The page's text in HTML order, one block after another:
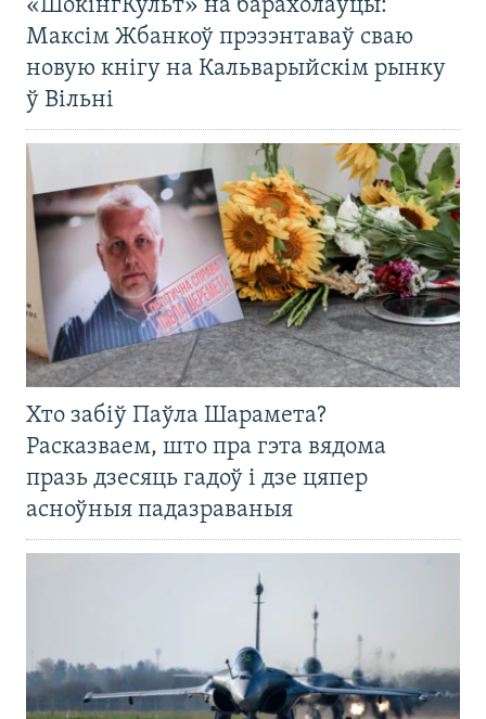
«ШокінгКульт» на барахолаўцы:
Максім Жбанкоў прэзэнтаваў сваю
новую кнігу на Кальварыйскім рынку
ў Вільні
Хто забіў Паўла Шарамета?
Расказваем, што пра гэта вядома
празь дзесяць гадоў і дзе цяпер
асноўныя падазраваныя